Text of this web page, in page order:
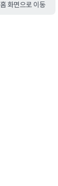
홈 화면으로 이동